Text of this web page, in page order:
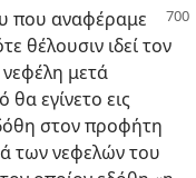
που αναφέραμε
θέλουσιν ιδεί τον
μετά
εγίνετο εις
στον προφήτη
των νεφελών του